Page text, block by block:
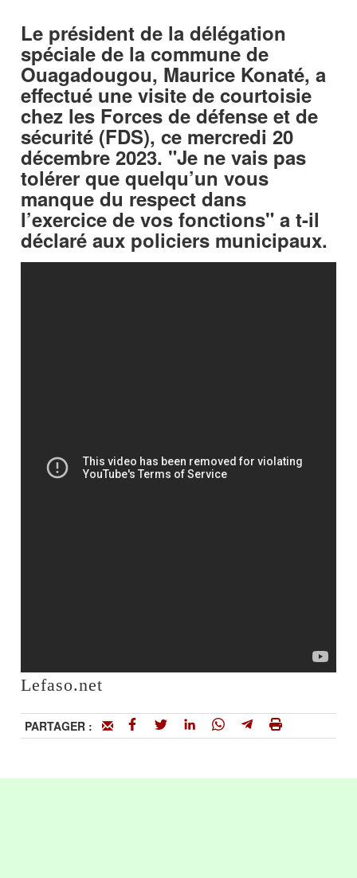
Le président de la délégation
spéciale de la commune de
Ouagadougou, Maurice Konaté, a
effectué une visite de courtoisie
chez les Forces de défense et de
sécurité (FDS), ce mercredi 20
décembre 2023. "Je ne vais pas
tolérer que quelqu’un vous
manque du respect dans
l’exercice de vos fonctions" a t-il
déclaré aux policiers municipaux.
Lefaso.net
PARTAGER :